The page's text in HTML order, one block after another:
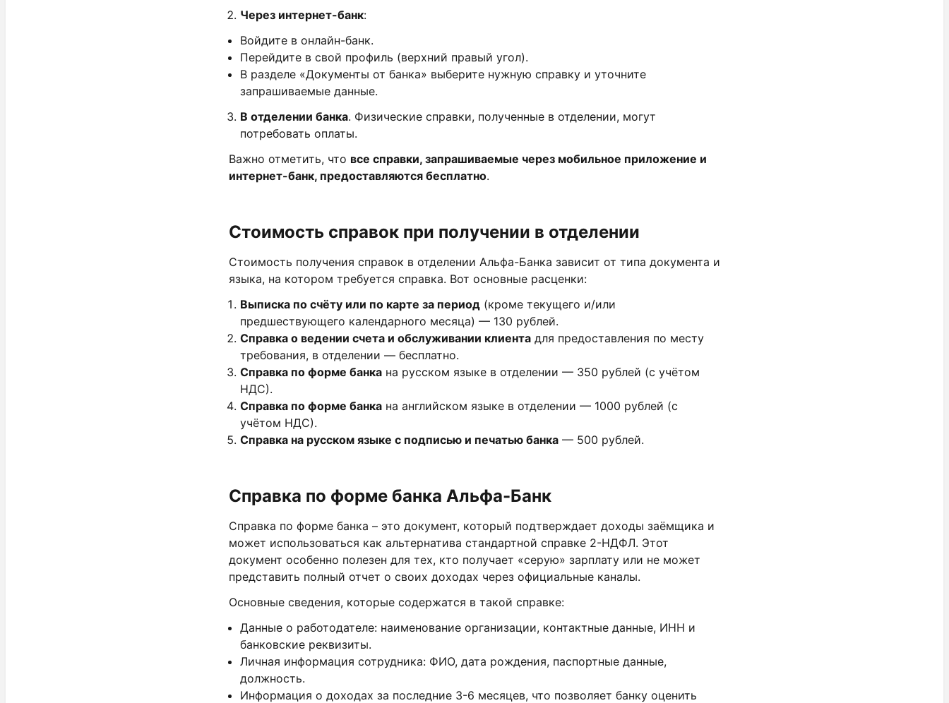
Через интернет-банк:
Войдите в онлайн-банк.
Перейдите в свой профиль (верхний правый угол).
В разделе «Документы от банка» выберите нужную справку и уточните
запрашиваемые данные.
В отделении банка. Физические справки, полученные в отделении, могут
потребовать оплаты.
Важно отметить, что все справки, запрашиваемые через мобильное приложение и
интернет-банк, предоставляются бесплатно.
Стоимость справок при получении в отделении
Стоимость получения справок в отделении Альфа-Банка зависит от типа документа и
языка, на котором требуется справка. Вот основные расценки:
Выписка по счёту или по карте за период (кроме текущего и/или
предшествующего календарного месяца) — 130 рублей.
Справка о ведении счета и обслуживании клиента для предоставления по месту
требования, в отделении — бесплатно.
Справка по форме банка на русском языке в отделении — 350 рублей (с учётом
НДС).
Справка по форме банка на английском языке в отделении — 1000 рублей (с
учётом НДС).
Справка на русском языке с подписью и печатью банка — 500 рублей.
Справка по форме банка Альфа-Банк
Справка по форме банка – это документ, который подтверждает доходы заёмщика и
может использоваться как альтернатива стандартной справке 2-НДФЛ. Этот
документ особенно полезен для тех, кто получает «серую» зарплату или не может
представить полный отчет о своих доходах через официальные каналы.
Основные сведения, которые содержатся в такой справке:
Данные о работодателе: наименование организации, контактные данные, ИНН и
банковские реквизиты.
Личная информация сотрудника: ФИО, дата рождения, паспортные данные,
должность.
Информация о доходах за последние 3-6 месяцев, что позволяет банку оценить